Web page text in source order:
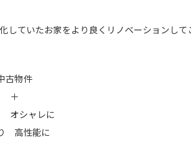
ていたお家をより良くリノベーションし
古物件
＋
オシャレに
高性能に